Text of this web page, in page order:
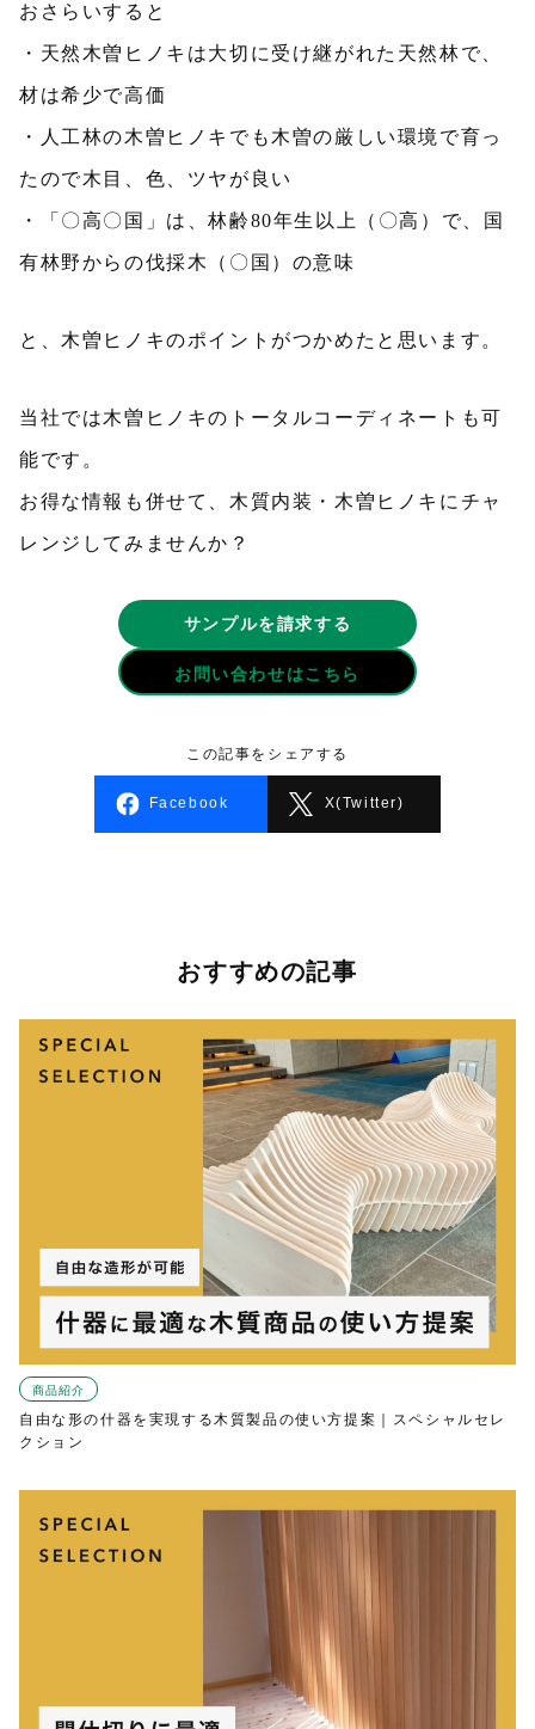
おさらいすると
・天然木曽ヒノキは大切に受け継がれた天然林で、
材は希少で高価
・人工林の木曽ヒノキでも木曽の厳しい環境で育っ
たので木目、色、ツヤが良い
・「〇高〇国」は、林齢80年生以上（〇高）で、国
有林野からの伐採木（〇国）の意味
と、木曽ヒノキのポイントがつかめたと思います。
当社では木曽ヒノキのトータルコーディネートも可
能です。
お得な情報も併せて、木質内装・木曽ヒノキにチャ
レンジしてみませんか？
サンプルを請求する
お問い合わせはこちら
この記事をシェアする
Facebook X(Twitter)
おすすめの記事
商品紹介
自由な形の什器を実現する木質製品の使い方提案｜スペシャルセレ
クション